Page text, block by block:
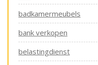
badkamermeubels
bank verkopen
belastingdienst